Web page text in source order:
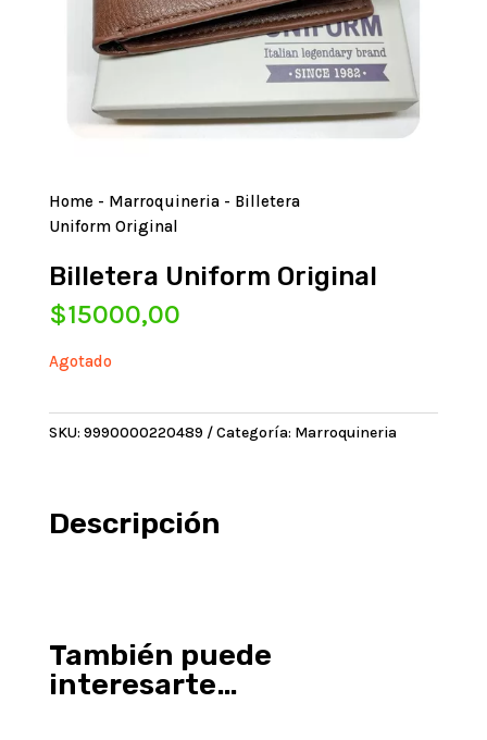
Home - Marroquineria- Billetera
Uniform Original
Billetera Uniform Original
$15000,00
Agotado
SKU: 9990000220489 Categoría: Marroquineria
Descripción
También puede
interesarte…